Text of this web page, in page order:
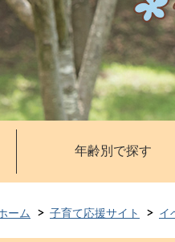
年齢別で探す
ーム 子育て応援サイト イ